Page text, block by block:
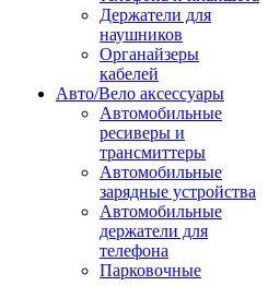
Держатели для
наушников
Органайзеры
кабелей
Авто/Вело аксессуары
Автомобильные
ресиверы и
трансмиттеры
Автомобильные
зарядные устройства
Автомобильные
держатели для
телефона
Парковочные